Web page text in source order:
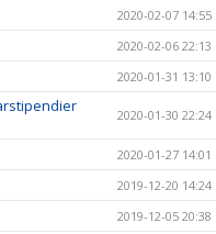
2020-02-07 14:55
2020-02-06 22:13
2020-01-31 13:10
2020-01-30 22:24
2020-01-27 14:01
2019-12-20 14:24
2019-12-05 20:38